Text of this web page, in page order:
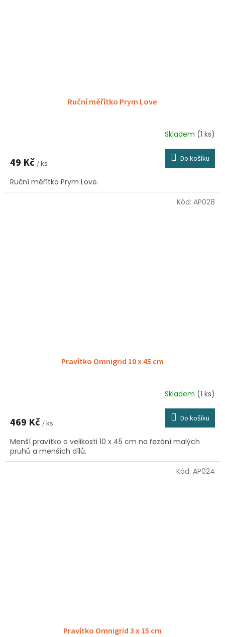
Ruční měřítko Prym Love
Skladem (1 ks)
49 Kč / ks Do košíku
Ruční měřítko Prym Love.
Pravítko Omnigrid 10 x 45 cm
Skladem (1 ks)
469 Kč / ks Do košíku
Menší pravítko o velikosti 10 x 45 cm na řezání malých
pruhů a menších dílů.
Kód: AP028
Pravítko Omnigrid 3 x 15 cm
Kód: AP024